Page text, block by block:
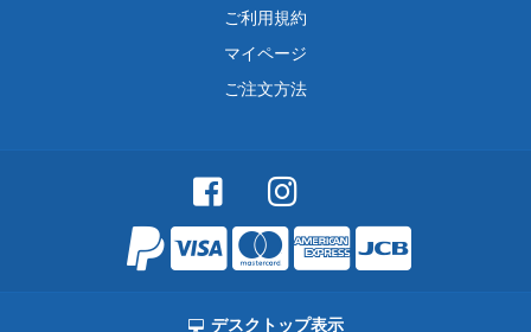
ご利用規約
マイページ
ご注文方法